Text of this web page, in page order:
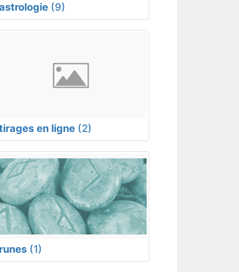
(9)
en ligne (2)
runes (1)